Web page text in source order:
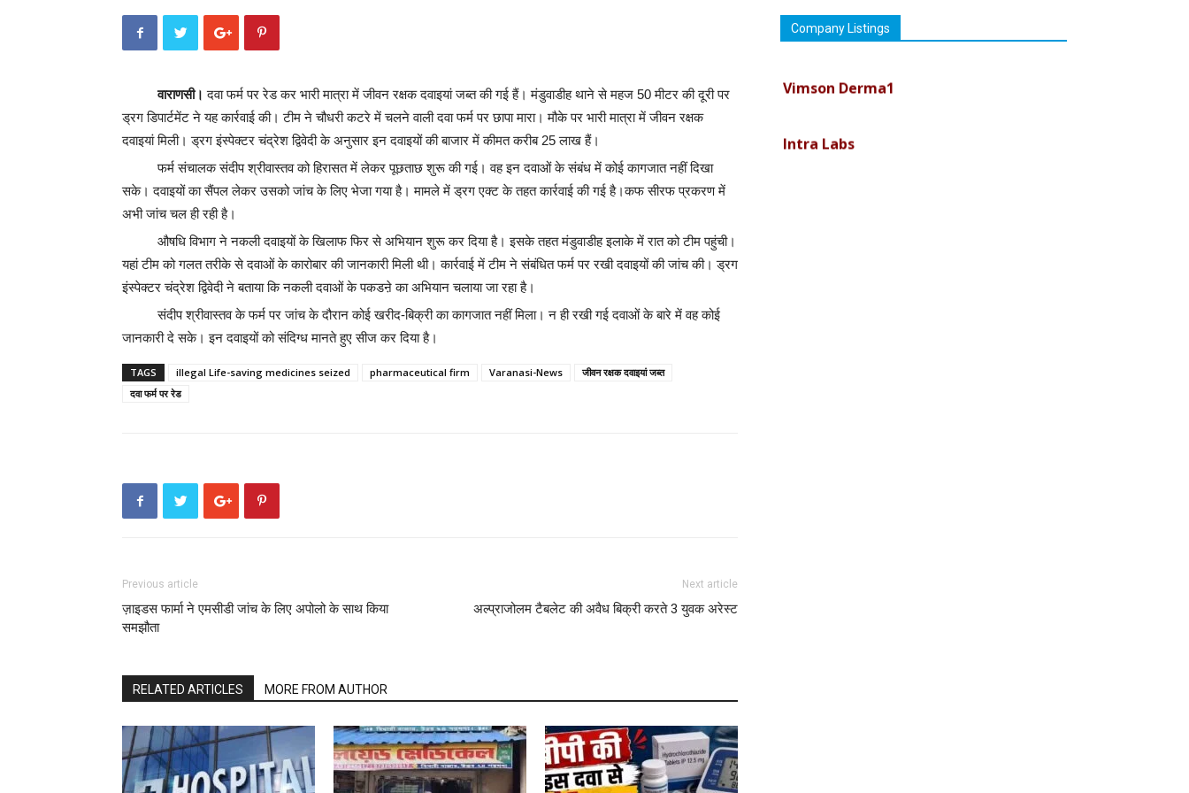
वाराणसी। दवा फर्म पर रेड कर भारी मात्रा में जीवन रक्षक दवाइयां जब्त की गई हैं। मंडुवाडीह थाने से महज 50 मीटर की दूरी पर
ड्रग डिपार्टमेंट ने यह कार्रवाई की। टीम ने चौधरी कटरे में चलने वाली दवा फर्म पर छापा मारा। मौके पर भारी मात्रा में जीवन रक्षक
दवाइयां मिली। ड्रग इंस्पेक्टर चंद्रेश द्विवेदी के अनुसार इन दवाइयों की बाजार में कीमत करीब 25 लाख हैं।
फर्म संचालक संदीप श्रीवास्तव को हिरासत में लेकर पूछताछ शुरू की गई। वह इन दवाओं के संबंध में कोई कागजात नहीं दिखा
सके। दवाइयों का सैंपल लेकर उसको जांच के लिए भेजा गया है। मामले में ड्रग एक्ट के तहत कार्रवाई की गई है।कफ सीरफ प्रकरण में
अभी जांच चल ही रही है।
औषधि विभाग ने नकली दवाइयों के खिलाफ फिर से अभियान शुरू कर दिया है। इसके तहत मंडुवाडीह इलाके में रात को टीम पहुंची।
यहां टीम को गलत तरीके से दवाओं के कारोबार की जानकारी मिली थी। कार्रवाई में टीम ने संबंधित फर्म पर रखी दवाइयों की जांच की। ड्रग
इंस्पेक्टर चंद्रेश द्विवेदी ने बताया कि नकली दवाओं के पकडऩे का अभियान चलाया जा रहा है।
संदीप श्रीवास्तव के फर्म पर जांच के दौरान कोई खरीद-बिक्री का कागजात नहीं मिला। न ही रखी गई दवाओं के बारे में वह कोई
जानकारी दे सके। इन दवाइयों को संदिग्ध मानते हुए सीज कर दिया है।
TAGS illegal Life-saving medicines seized pharmaceutical firm Varanasi-News
जीवन रक्षक दवाइयां जब्त
दवा फर्म पर रेड
Previous article
ज़ाइडस फार्मा ने एमसीडी जांच के लिए अपोलो के साथ किया
समझौता
Next article
अल्प्राजोलम टैबलेट की अवैध बिक्री करते 3 युवक अरेस्ट
RELATED ARTICLES MORE FROM AUTHOR
Company Listings